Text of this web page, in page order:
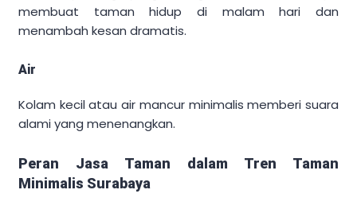
membuat taman hidup di malam hari dan
menambah kesan dramatis.
Air
Kolam kecil atau air mancur minimalis memberi suara
alami yang menenangkan.
Peran Jasa Taman dalam Tren Taman
Minimalis Surabaya